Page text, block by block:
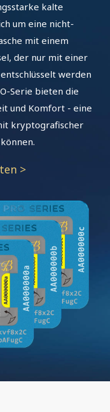
kalte
um eine nicht-
mit einem
der nur mit einer
werden
Serie bieten die
und Komfort - eine
kryptografischer